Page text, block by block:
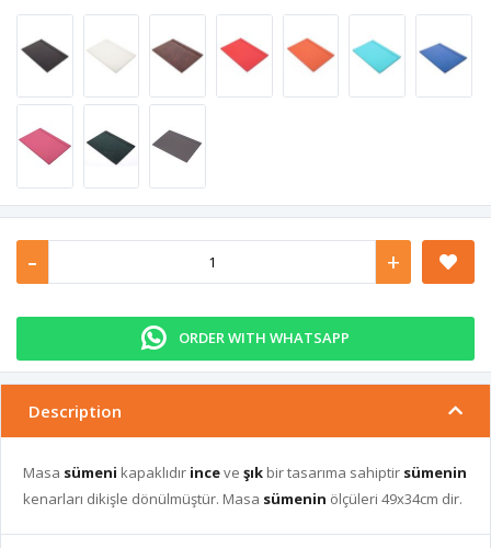
- +
ORDER WITH WHATSAPP
Description
Masa sümeni kapaklıdır inceve şık bir tasarıma sahiptir sümenin
kenarları dikişle dönülmüştür. Masa sümenin ölçüleri 49x34cm dir.